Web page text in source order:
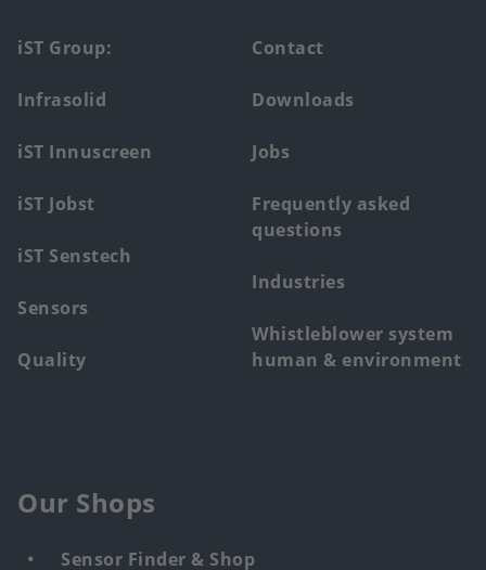
Footer
main
menu
iST Group:
Infrasolid
iST Innuscreen
iST Jobst
iST Senstech
Sensors
Quality
Contact
Downloads
Jobs
Frequently asked
questions
Industries
Whistleblower system
human & environment
Our Shops
Sensor Finder & Shop